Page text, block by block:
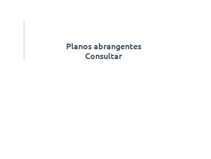
Planos abrangentes
Consultar